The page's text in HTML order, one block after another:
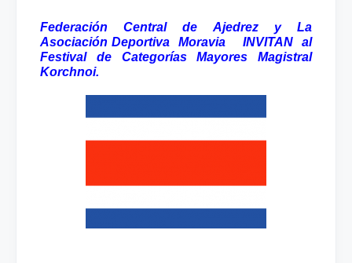
Federación Central de Ajedrez y La
Asociación Deportiva
Moravia
INVITAN al
Festival de Categorías Mayores Magistral
Korchnoi.